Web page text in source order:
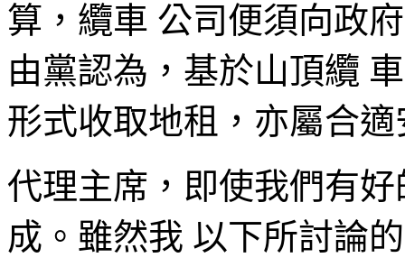
算，纜車 公司便須向政
由黨認為，基於山頂纜
形式收取地租，亦屬合適
代理主席，即使我們有
成。雖然我 以下所討論